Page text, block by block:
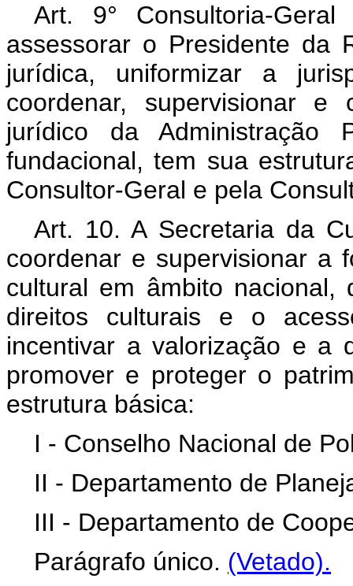
Art. 9° Consultoria-
assessorar o Presidente da
jurídica, uniformizar a
coordenar, supervisionar
jurídico da Administração
fundacional, tem sua
Consultor-Geral e pela
Art. 10. A Secretaria da
coordenar e supervisionar a
cultural em âmbito
direitos culturais e o
incentivar a valorização e a
promover e proteger o
estrutura básica:
I - Conselho Nacional de
II - Departamento de
III - Departamento de
Parágrafo único. (Vetado).